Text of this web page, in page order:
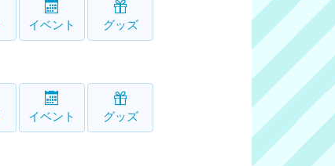
イベント グッズ
イベント グッズ